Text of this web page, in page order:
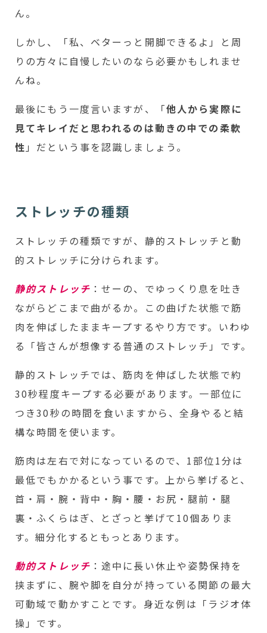
ん。
しかし、「私、ベターっと開脚できるよ」と周
りの方々に自慢したいのなら必要かもしれませ
んね。
最後にもう一度言いますが、「他人から実際に
見てキレイだと思われるのは動きの中での柔軟
性 」だという事を認識しましょう。
ストレッチの種類
ストレッチの種類ですが、静的ストレッチと動
的ストレッチに分けられます。
静的ストレッチ ：せーの、でゆっくり息を吐き
ながらどこまで曲がるか。この曲げた状態で筋
肉を伸ばしたままキープするやり方です。いわゆ
る「皆さんが想像する普通のストレッチ」です。
静的ストレッチでは、筋肉を伸ばした状態で約
30秒程度キープする必要があります。一部位に
つき30秒の時間を食いますから、全身やると結
構な時間を使います。
筋肉は左右で対になっているので、1部位1分は
最低でもかかるという事です。上から挙げると、
首・肩・腕・背中・胸・腰・お尻・腿前・腿
裏・ふくらはぎ、とざっと挙げて10個ありま
す。細分化するともっとあります。
動的ストレッチ ：途中に長い休止や姿勢保持を
挟まずに、腕や脚を自分が持っている関節の最大
可動域で動かすことです。身近な例は「ラジオ体
操」です。